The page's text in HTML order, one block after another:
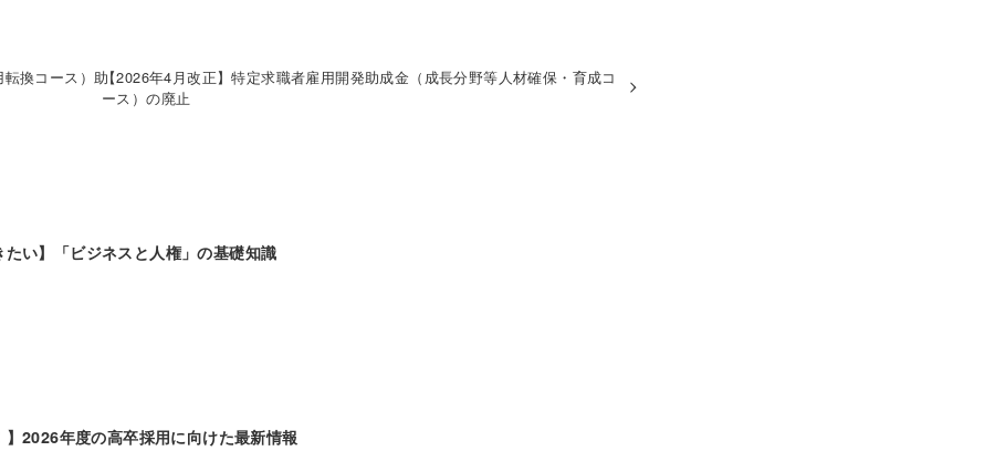
転換コース）助【2026年4月改正】特定求職者雇用開発助成金（成長分野等人材確保・育成コ
ース）の廃止
たい】「ビジネスと人権」の基礎知識
】2026年度の高卒採用に向けた最新情報